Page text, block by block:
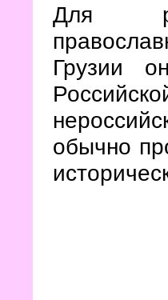
Для
Грузии
обычно